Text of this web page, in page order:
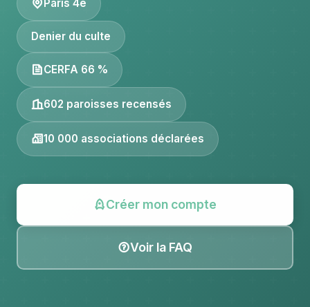
Paris 4e
Denier du culte
CERFA 66 %
602 paroisses recensés
10 000 associations déclarées
Créer mon compte
Voir la FAQ